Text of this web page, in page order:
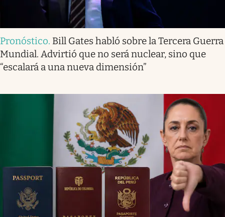
Pronóstico. Bill Gates habló sobre la Tercera Guerra
Mundial. Advirtió que no será nuclear, sino que
“escalará a una nueva dimensión”